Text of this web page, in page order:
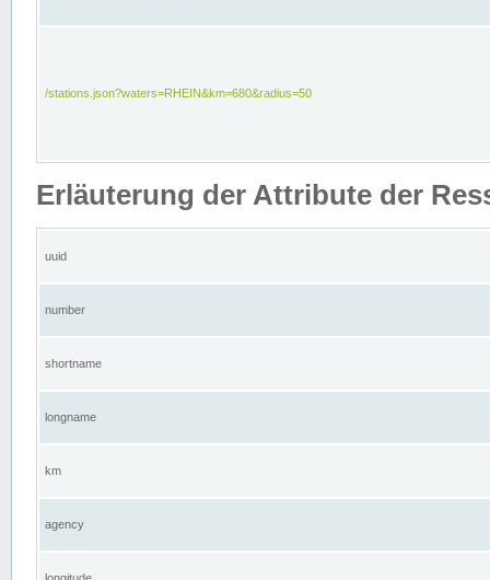
/stations.json?waters=RHEIN&km=680&radius=50
Erläuterung der Attribute der
uuid
number
shortname
longname
km
agency